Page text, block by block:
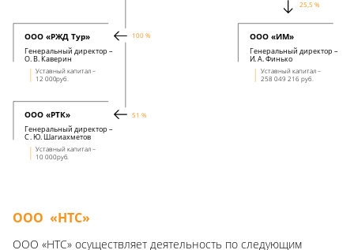
100 %
25,5 %
ООО «РЖД Тур»
Генеральный директор –
О.В.Каверин
Уставный капитал –
12 000руб.
51 %
ООО «РТК»
Генеральный директор –
С.Ю.Шагиахметов
Уставный капитал –
10 000руб.
ООО «ИМ»
Генеральный директор –
И.А.Финько
Уставный капитал –
258 049 216 руб.
ООО «НТС»
ООО «НТС» осуществляет деятельность по следующим